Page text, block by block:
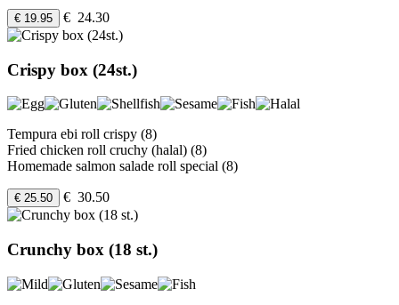
€ 19.95 € 24.30
Crispy box (24st.)
Tempura ebi roll crispy (8)
Fried chicken roll cruchy (halal) (8)
Homemade salmon salade roll special (8)
€ 25.50 € 30.50
Crunchy box (18 st.)